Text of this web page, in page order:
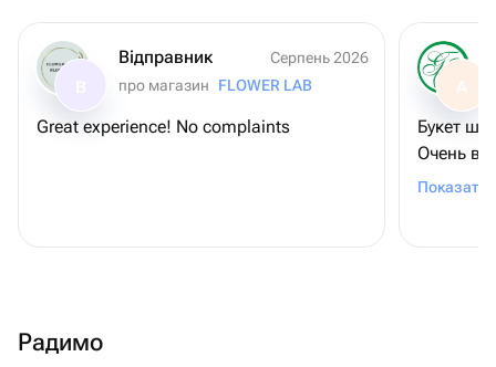
Відправник
Серпень 2026
про магазин
FLOWER LAB
Great experience! No complaints
А
Букет
Очень
все
Показати
Радимо